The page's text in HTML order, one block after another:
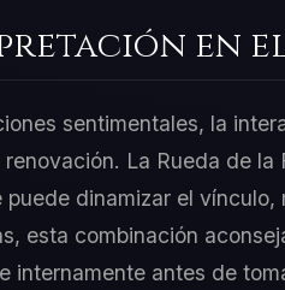
en
sentimentales, la
renovación. La Rueda de
puede dinamizar el
esta combinación
internamente antes de